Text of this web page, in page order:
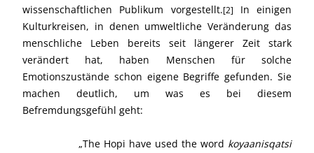
wissenschaftlichen Publikum vorgestellt.[2]
In einigen
Kulturkreisen, in denen umweltliche Veränderung das
menschliche Leben bereits seit längerer Zeit stark
verändert hat, haben Menschen für solche
Emotionszustände schon eigene Begriffe gefunden. Sie
machen deutlich, um was es bei diesem
Befremdungsgefühl geht:
„The Hopi have used the word koyaanisqatsi